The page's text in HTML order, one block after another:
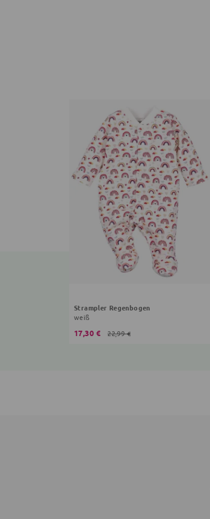
Strampler Regenbogen
weiß
17,30 € 22,99 €